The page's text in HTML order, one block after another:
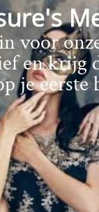
voor
en krijg
je eerste